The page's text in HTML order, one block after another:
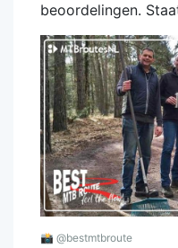
beoordelingen.
📸 @bestmtbroute